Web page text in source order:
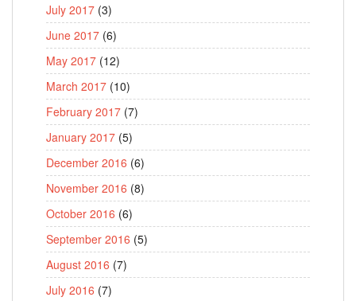
July 2017 (3)
June 2017 (6)
May 2017 (12)
March 2017 (10)
February 2017 (7)
January 2017 (5)
December 2016 (6)
November 2016 (8)
October 2016 (6)
September 2016 (5)
August 2016 (7)
July 2016 (7)